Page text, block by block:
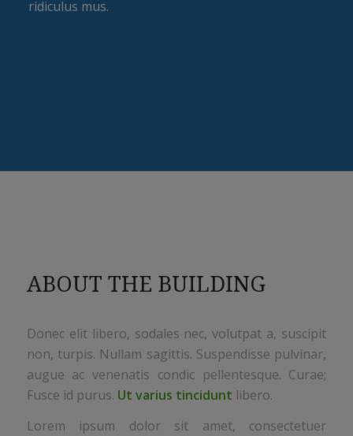
ridiculus mus.
ABOUT THE BUILDING
Donec elit libero, sodales nec, volutpat a, suscipit
non, turpis. Nullam sagittis. Suspendisse pulvinar,
augue ac venenatis condic pellentesque. Curae;
Fusce id purus. Ut varius tincidunt libero.
Lorem ipsum dolor sit amet, consectetuer